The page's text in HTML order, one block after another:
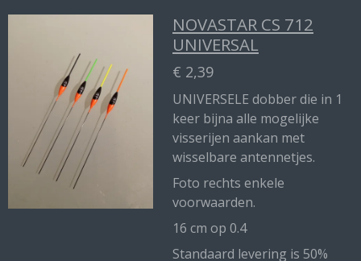
NOVASTAR CS 712
UNIVERSAL
€ 2,39
UNIVERSELE dobber die in 1
keer bijna alle mogelijke
visserijen aankan met
wisselbare antennetjes.
Foto rechts enkele
voorwaarden.
16 cm op 0.4
Standaard levering is 50%